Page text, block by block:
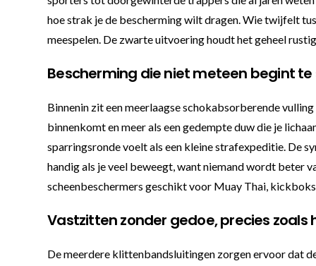
hoe strak je de bescherming wilt dragen. Wie twijfelt
meespelen. De zwarte uitvoering houdt het geheel
Bescherming die niet meteen begint te
Binnenin zit een meerlaagse schokabsorberende
binnenkomt en meer als een gedempte duw die je
sparringsronde voelt als een kleine strafexpeditie. De
handig als je veel beweegt, want niemand wordt beter
scheenbeschermers geschikt voor Muay Thai,
Vastzitten zonder gedoe, precies zoals
De meerdere klittenbandsluitingen zorgen ervoor dat